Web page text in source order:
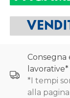
Consegna
lavorative*
*I tempi
alla